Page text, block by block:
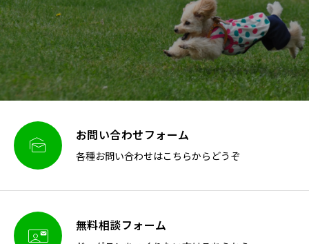
 お問い合わせフォーム
各種お問い合わせはこちらからどうぞ
 無料相談フォーム